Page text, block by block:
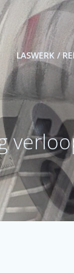
LASWERK /